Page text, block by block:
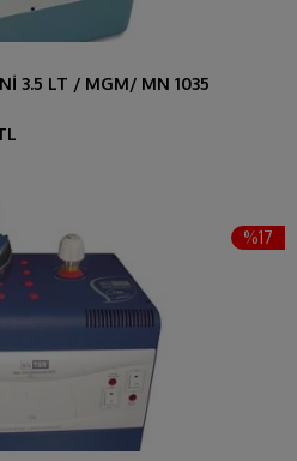
3.5 LT / MGM/ MN 1035
%17